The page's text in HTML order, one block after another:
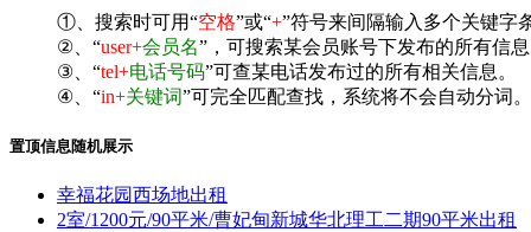
①、搜索时可用“空格”或“+”符号来间隔输入多个关键字
②、“user+会员名”，可搜索某会员账号下发布的所有信息
③、“tel+电话号码”可查某电话发布过的所有相关信息。
④、“in+关键词”可完全匹配查找，系统将不会自动分词
置顶信息随机展示
幸福花园西场地出租
2室/1200元/90平米/曹妃甸新城华北理工二期90平米出租